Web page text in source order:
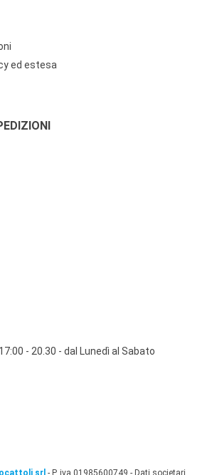
ed estesa
- 20.30 - dal Lunedì al Sabato
srl - P. iva 01985600749 - Dati societari